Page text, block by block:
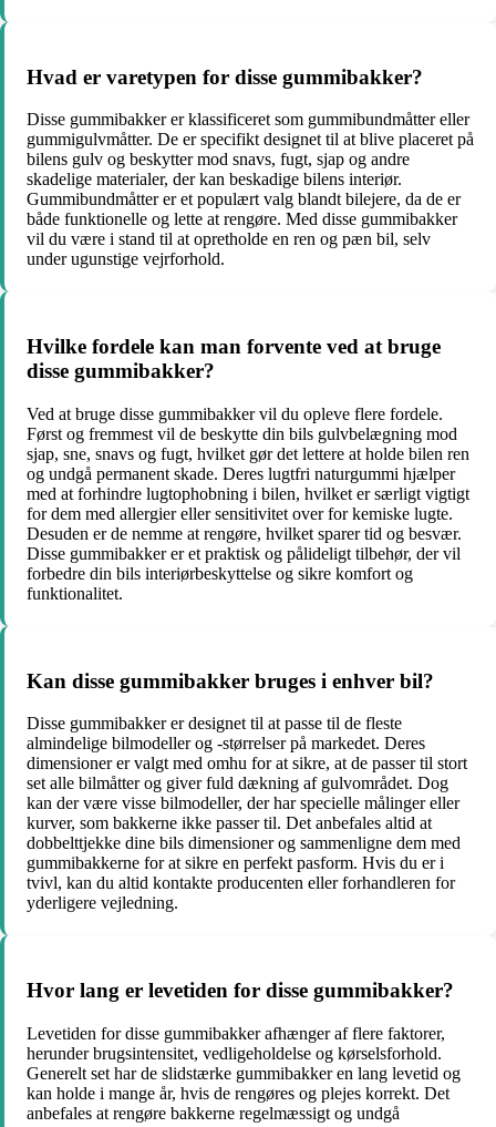
Hvad er varetypen for disse gummibakker?
Disse gummibakker er klassificeret som gummibundmåtter eller
gummigulvmåtter. De er specifikt designet til at blive placeret på
bilens gulv og beskytter mod snavs, fugt, sjap og andre
skadelige materialer, der kan beskadige bilens interiør.
Gummibundmåtter er et populært valg blandt bilejere, da de er
både funktionelle og lette at rengøre. Med disse gummibakker
vil du være i stand til at opretholde en ren og pæn bil, selv
under ugunstige vejrforhold.
Hvilke fordele kan man forvente ved at bruge
disse gummibakker?
Ved at bruge disse gummibakker vil du opleve flere fordele.
Først og fremmest vil de beskytte din bils gulvbelægning mod
sjap, sne, snavs og fugt, hvilket gør det lettere at holde bilen ren
og undgå permanent skade. Deres lugtfri naturgummi hjælper
med at forhindre lugtophobning i bilen, hvilket er særligt vigtigt
for dem med allergier eller sensitivitet over for kemiske lugte.
Desuden er de nemme at rengøre, hvilket sparer tid og besvær.
Disse gummibakker er et praktisk og pålideligt tilbehør, der vil
forbedre din bils interiørbeskyttelse og sikre komfort og
funktionalitet.
Kan disse gummibakker bruges i enhver bil?
Disse gummibakker er designet til at passe til de fleste
almindelige bilmodeller og -størrelser på markedet. Deres
dimensioner er valgt med omhu for at sikre, at de passer til stort
set alle bilmåtter og giver fuld dækning af gulvområdet. Dog
kan der være visse bilmodeller, der har specielle målinger eller
kurver, som bakkerne ikke passer til. Det anbefales altid at
dobbelttjekke dine bils dimensioner og sammenligne dem med
gummibakkerne for at sikre en perfekt pasform. Hvis du er i
tvivl, kan du altid kontakte producenten eller forhandleren for
yderligere vejledning.
Hvor lang er levetiden for disse gummibakker?
Levetiden for disse gummibakker afhænger af flere faktorer,
herunder brugsintensitet, vedligeholdelse og kørselsforhold.
Generelt set har de slidstærke gummibakker en lang levetid og
kan holde i mange år, hvis de rengøres og plejes korrekt. Det
anbefales at rengøre bakkerne regelmæssigt og undgå